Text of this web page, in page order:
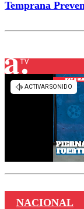
Temprana
NACIONAL